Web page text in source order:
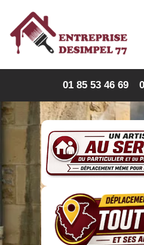
01 85 53 46 69